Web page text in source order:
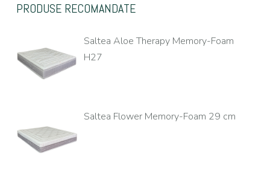
PRODUSE RECOMANDATE
Saltea Aloe Therapy Memory-Foam
H27
Saltea Flower Memory-Foam 29 cm